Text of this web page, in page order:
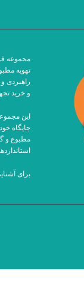
تهویه
راهبردی
و خرید
مطبوع و
برای